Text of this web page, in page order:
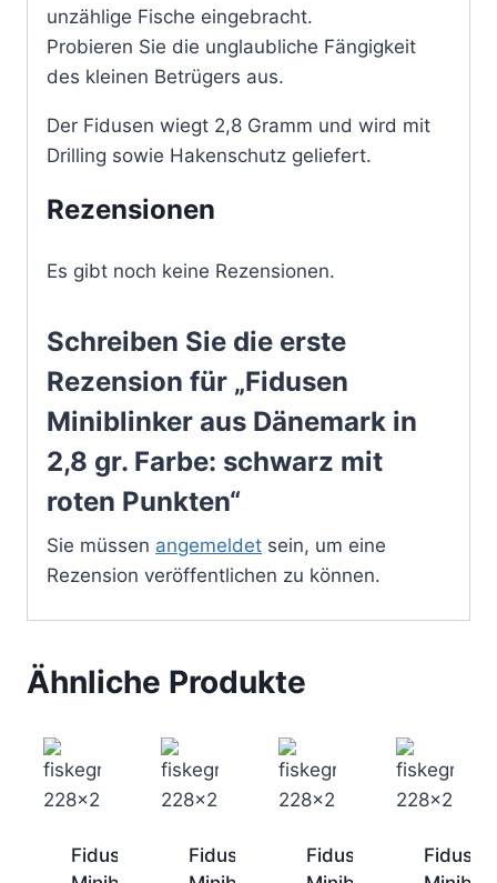
unzählige Fische eingebracht.
Probieren Sie die unglaubliche Fängigkeit
des kleinen Betrügers aus.
Der Fidusen wiegt 2,8 Gramm und wird mit
Drilling sowie Hakenschutz geliefert.
Rezensionen
Es gibt noch keine Rezensionen.
Schreiben Sie die erste
Rezension für „Fidusen
Miniblinker aus Dänemark in
2,8 gr. Farbe: schwarz mit
roten Punkten“
Sie müssen angemeldet sein, um eine
Rezension veröffentlichen zu können.
Ähnliche Produkte
Fidusen
Fidusen
Fidusen
Fidusen